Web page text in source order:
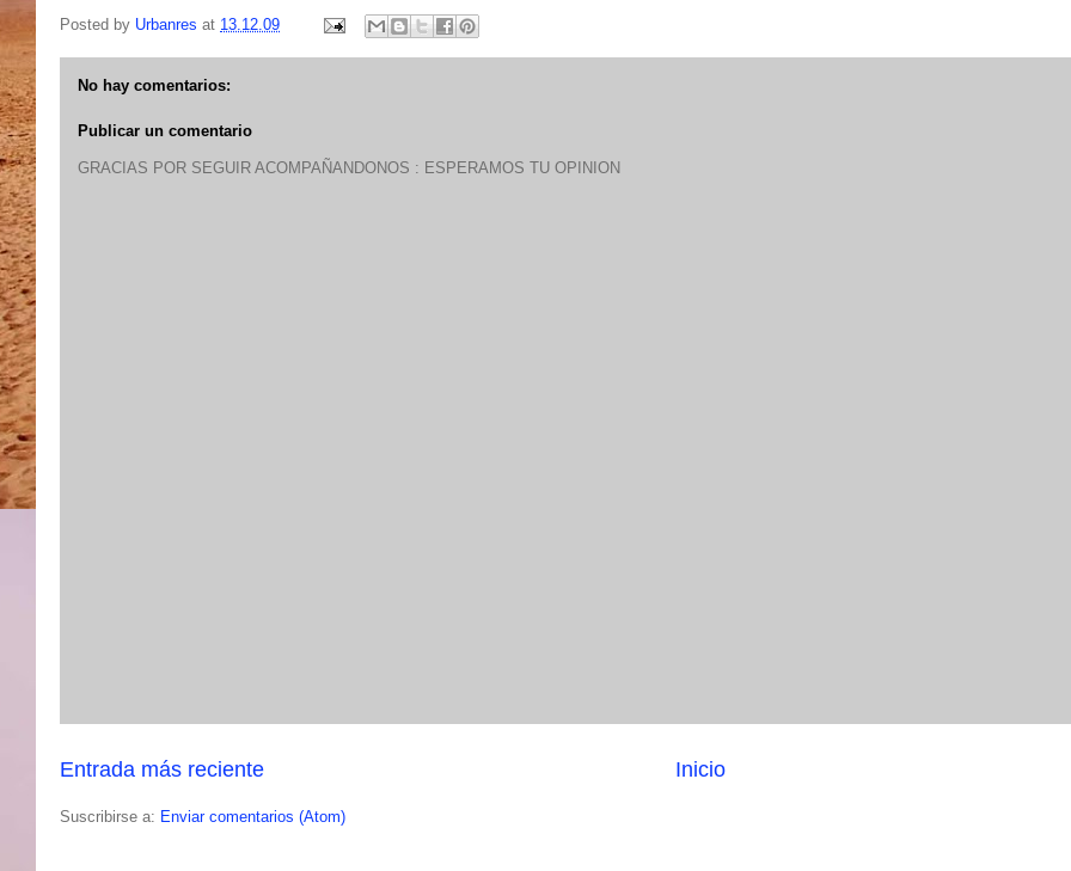
Posted by Urbanres at 13.12.09
No hay comentarios:
Publicar un comentario
GRACIAS POR SEGUIR ACOMPAÑANDONOS : ESPERAMOS TU OPINION
Entrada más reciente Inicio
Suscribirse a: Enviar comentarios (Atom)